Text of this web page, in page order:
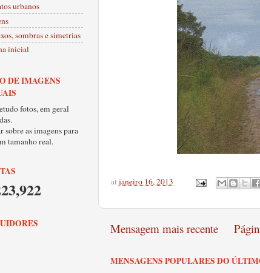
atjaneiro 16, 2013
Mensagem mais recente
MENSAGENS POPULARES DO
urbanos
sombras e simetrias
inicial
DE IMAGENS
fotos, em geral
sobre as imagens para
tamanho real.